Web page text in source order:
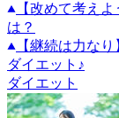
【改めて考え
は？
【継続は力な
ダイエット♪
ダイエット